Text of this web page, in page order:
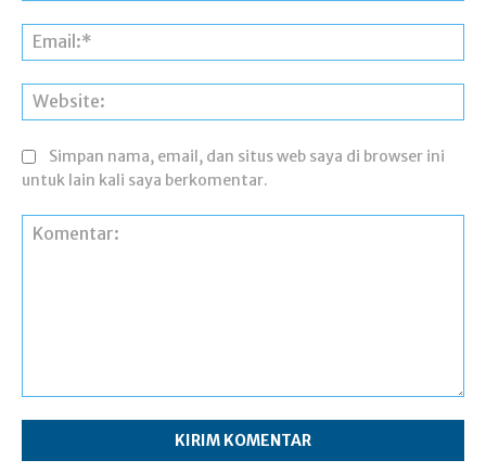
Simpan nama, email, dan situs web saya di browser ini
untuk lain kali saya berkomentar.